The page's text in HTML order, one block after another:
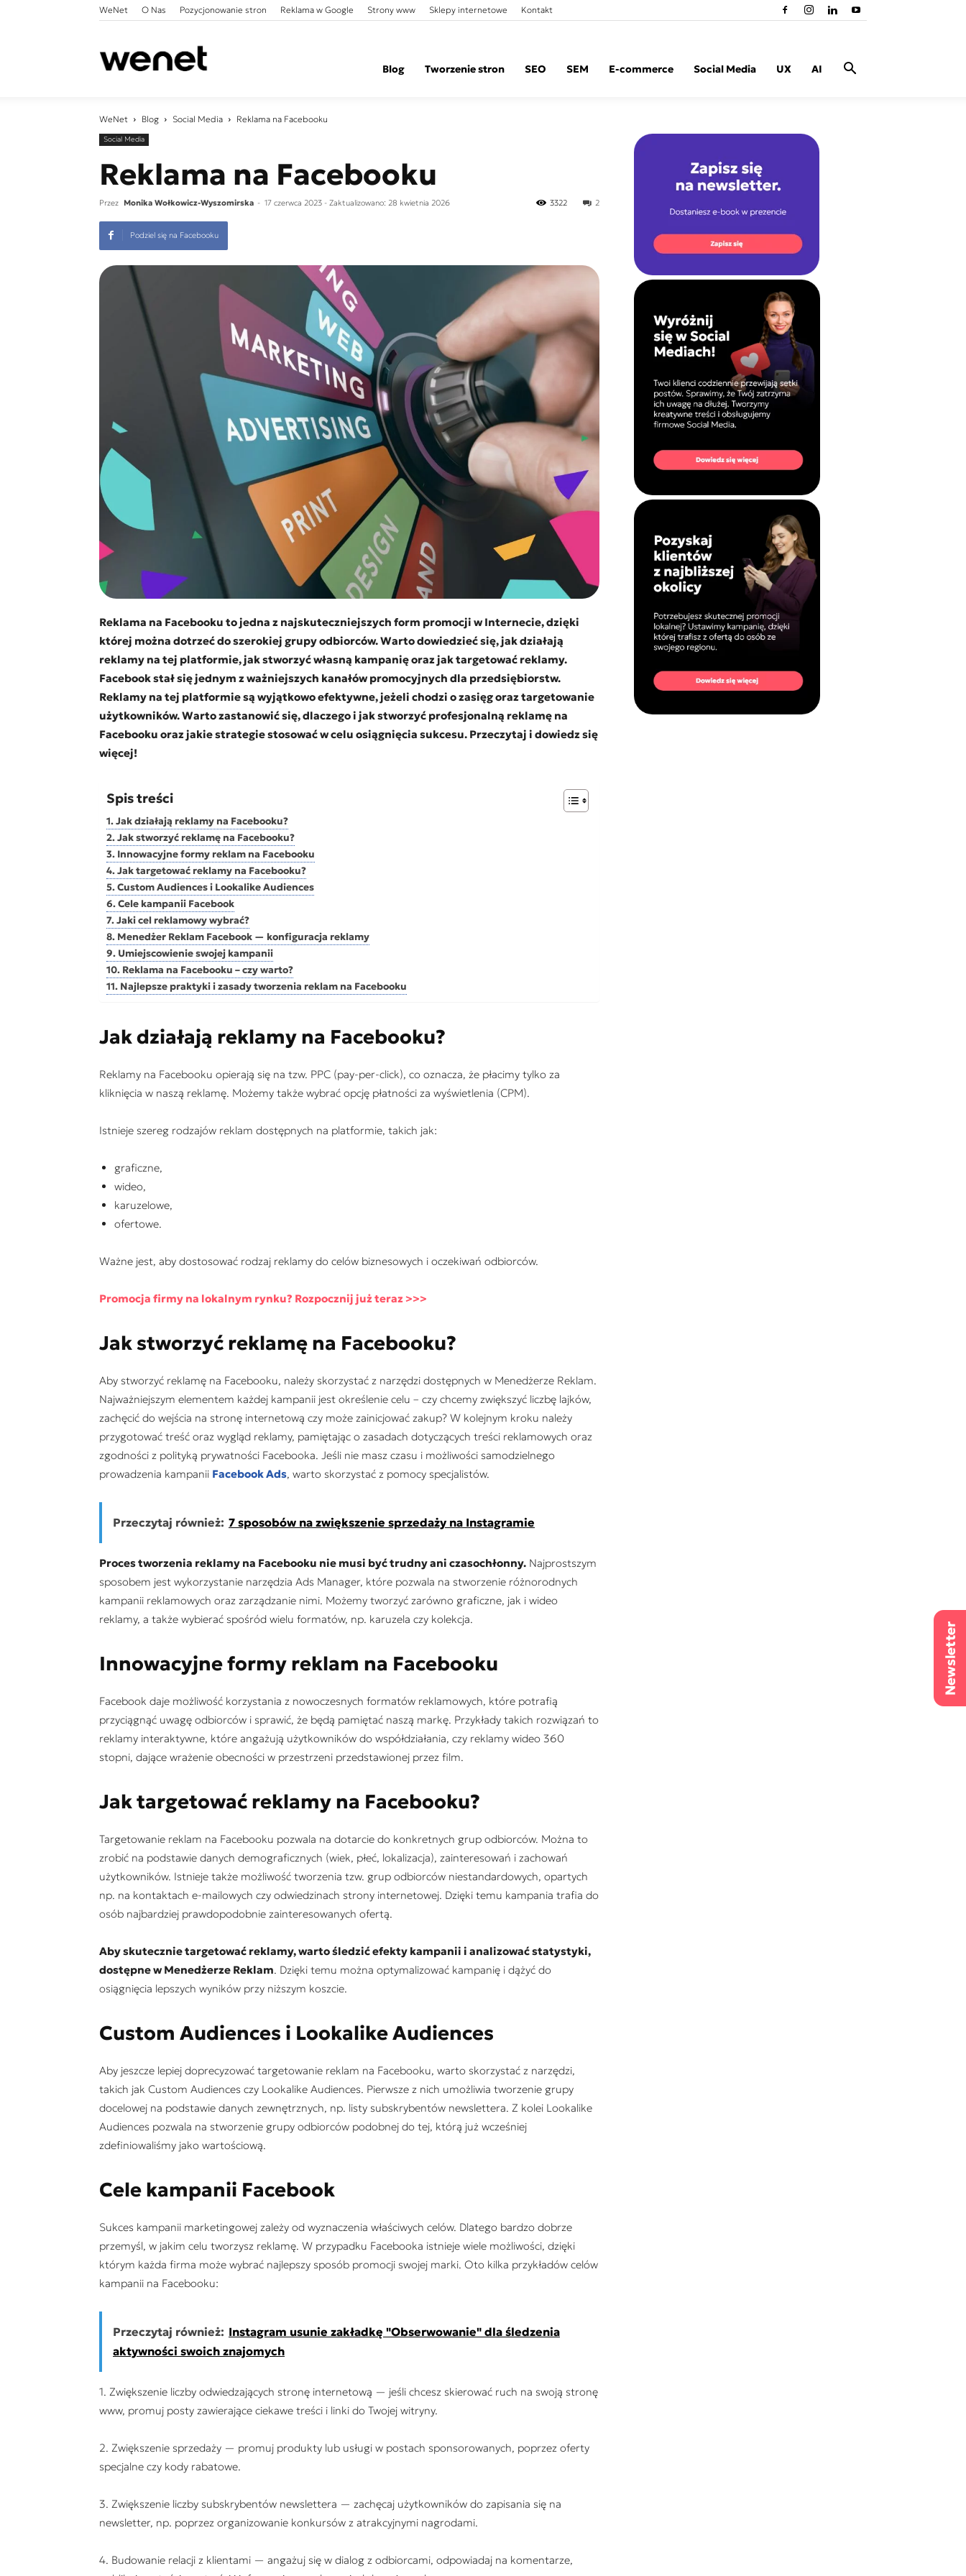
WeNet O Nas Pozycjonowanie stron Reklama w Google Strony www Sklepy internetowe Kontakt
Blog
Tworzenie stron SEO SEM E-commerce Social Media UX AI
WeNet Blog Social Media Reklama na Facebooku
Social Media
Reklama na Facebooku
Przez Monika Wołkowicz-Wyszomirska - 17 czerwca 2023 - Zaktualizowano: 28 kwietnia 2026 2
3322
Podziel się na Facebooku
Reklama na Facebooku to jedna z najskuteczniejszych form promocji w Internecie, dzięki
której można dotrzeć do szerokiej grupy odbiorców. Warto dowiedzieć się, jak działają
reklamy na tej platformie, jak stworzyć własną kampanię oraz jak targetować reklamy.
Facebook stał się jednym z ważniejszych kanałów promocyjnych dla przedsiębiorstw.
Reklamy na tej platformie są wyjątkowo efektywne, jeżeli chodzi o zasięg oraz targetowanie
użytkowników. Warto zastanowić się, dlaczego i jak stworzyć profesjonalną reklamę na
Facebooku oraz jakie strategie stosować w celu osiągnięcia sukcesu. Przeczytaj i dowiedz się
więcej!
Spis treści
Jak działają reklamy na Facebooku?
Jak stworzyć reklamę na Facebooku?
Innowacyjne formy reklam na Facebooku
Jak targetować reklamy na Facebooku?
Custom Audiences i Lookalike Audiences
Cele kampanii Facebook
Jaki cel reklamowy wybrać?
Menedżer Reklam Facebook — konfiguracja reklamy
Umiejscowienie swojej kampanii
Reklama na Facebooku – czy warto?
Najlepsze praktyki i zasady tworzenia reklam na Facebooku
Jak działają reklamy na Facebooku?
Reklamy na Facebooku opierają się na tzw. PPC (pay-per-click), co oznacza, że płacimy tylko za
kliknięcia w naszą reklamę. Możemy także wybrać opcję płatności za wyświetlenia (CPM).
Istnieje szereg rodzajów reklam dostępnych na platformie, takich jak:
graficzne,
wideo,
karuzelowe,
ofertowe.
Ważne jest, aby dostosować rodzaj reklamy do celów biznesowych i oczekiwań odbiorców.
Promocja firmy na lokalnym rynku? Rozpocznij już teraz >>>
Jak stworzyć reklamę na Facebooku?
Aby stworzyć reklamę na Facebooku, należy skorzystać z narzędzi dostępnych w Menedżerze Reklam.
Najważniejszym elementem każdej kampanii jest określenie celu – czy chcemy zwiększyć liczbę lajków,
zachęcić do wejścia na stronę internetową czy może zainicjować zakup? W kolejnym kroku należy
przygotować treść oraz wygląd reklamy, pamiętając o zasadach dotyczących treści reklamowych oraz
zgodności z polityką prywatności Facebooka. Jeśli nie masz czasu i możliwości samodzielnego
prowadzenia kampanii Facebook Ads, warto skorzystać z pomocy specjalistów.
Przeczytaj również: 7 sposobów na zwiększenie sprzedaży na Instagramie
Proces tworzenia reklamy na Facebooku nie musi być trudny ani czasochłonny. Najprostszym
sposobem jest wykorzystanie narzędzia Ads Manager, które pozwala na stworzenie różnorodnych
kampanii reklamowych oraz zarządzanie nimi. Możemy tworzyć zarówno graficzne, jak i wideo
reklamy, a także wybierać spośród wielu formatów, np. karuzela czy kolekcja.
Innowacyjne formy reklam na Facebooku
Facebook daje możliwość korzystania z nowoczesnych formatów reklamowych, które potrafią
przyciągnąć uwagę odbiorców i sprawić, że będą pamiętać naszą markę. Przykłady takich rozwiązań to
reklamy interaktywne, które angażują użytkowników do współdziałania, czy reklamy wideo 360
stopni, dające wrażenie obecności w przestrzeni przedstawionej przez film.
Jak targetować reklamy na Facebooku?
Targetowanie reklam na Facebooku pozwala na dotarcie do konkretnych grup odbiorców. Można to
zrobić na podstawie danych demograficznych (wiek, płeć, lokalizacja), zainteresowań i zachowań
użytkowników. Istnieje także możliwość tworzenia tzw. grup odbiorców niestandardowych, opartych
np. na kontaktach e-mailowych czy odwiedzinach strony internetowej. Dzięki temu kampania trafia do
osób najbardziej prawdopodobnie zainteresowanych ofertą.
Aby skutecznie targetować reklamy, warto śledzić efekty kampanii i analizować statystyki,
dostępne w Menedżerze Reklam. Dzięki temu można optymalizować kampanię i dążyć do
osiągnięcia lepszych wyników przy niższym koszcie.
Custom Audiences i Lookalike Audiences
Aby jeszcze lepiej doprecyzować targetowanie reklam na Facebooku, warto skorzystać z narzędzi,
takich jak Custom Audiences czy Lookalike Audiences. Pierwsze z nich umożliwia tworzenie grupy
docelowej na podstawie danych zewnętrznych, np. listy subskrybentów newslettera. Z kolei Lookalike
Audiences pozwala na stworzenie grupy odbiorców podobnej do tej, którą już wcześniej
zdefiniowaliśmy jako wartościową.
Cele kampanii Facebook
Sukces kampanii marketingowej zależy od wyznaczenia właściwych celów. Dlatego bardzo dobrze
przemyśl, w jakim celu tworzysz reklamę. W przypadku Facebooka istnieje wiele możliwości, dzięki
którym każda firma może wybrać najlepszy sposób promocji swojej marki. Oto kilka przykładów celów
kampanii na Facebooku:
Przeczytaj również: Instagram usunie zakładkę "Obserwowanie" dla śledzenia
aktywności swoich znajomych
1. Zwiększenie liczby odwiedzających stronę internetową — jeśli chcesz skierować ruch na swoją stronę
www, promuj posty zawierające ciekawe treści i linki do Twojej witryny.
2. Zwiększenie sprzedaży — promuj produkty lub usługi w postach sponsorowanych, poprzez oferty
specjalne czy kody rabatowe.
3. Zwiększenie liczby subskrybentów newslettera — zachęcaj użytkowników do zapisania się na
newsletter, np. poprzez organizowanie konkursów z atrakcyjnymi nagrodami.
4. Budowanie relacji z klientami — angażuj się w dialog z odbiorcami, odpowiadaj na komentarze,